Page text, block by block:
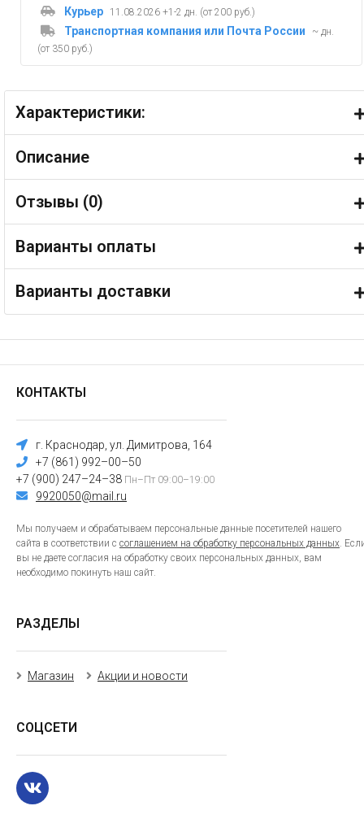
Курьер 11.08.2026 +1-2 дн. (от 200 руб.)
Транспортная компания или Почта России
~ дн.
(от 350 руб.)
Характеристики:
Описание
Отзывы (0)
Варианты оплаты
Варианты доставки
КОНТАКТЫ
г. Краснодар, ул. Димитрова, 164
+7 (861) 992–00–50
+7 (900) 247–24–38 Пн–Пт 09:00–19:00
9920050@mail.ru
Мы получаем и обрабатываем персональные данные посетителей нашего
сайта в соответствии с соглашением на обработку персональных данных.
вы не даете согласия на обработку своих персональных данных, вам
необходимо покинуть наш сайт.
РАЗДЕЛЫ
Магазин Акции и новости
СОЦСЕТИ